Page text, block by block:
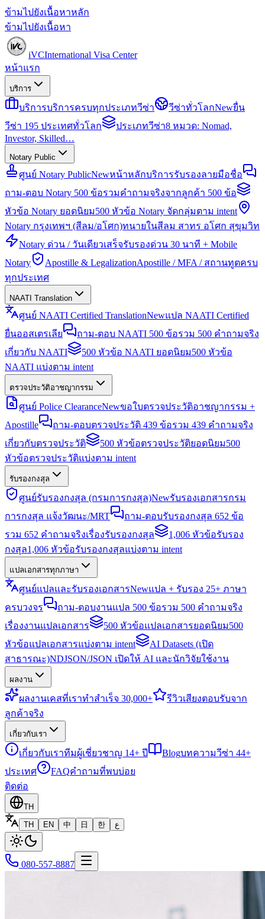
ข้ามไปยังเนื้อหาหลัก
ข้ามไปยังเนื้อหา
iVCInternational Visa Center
หน้าแรก
บริการ
บริการบริการครบทุกประเภทวีซ่า วีซ่าทั่วโลกNewยื่น
วีซ่า 195 ประเทศทั่วโลก
ประเภทวีซ่า8 หมวด: Nomad,
Investor, Skilled…
Notary Public
ศูนย์ Notary PublicNewหน้าหลักบริการรับรองลายมือชื่อ
ถาม-ตอบ Notary 500 ข้อรวมคำถามจริงจากลูกค้า 500 ข้อ
หัวข้อ Notary ยอดนิยม500 หัวข้อ Notary จัดกลุ่มตาม intent
Notary กรุงเทพฯ (สีลม/อโศก)ทนายในสีลม สาทร อโศก สุขุมวิท
Notary ด่วน / วันเดียวเสร็จรับรองด่วน 30 นาที + Mobile
Notary
Apostille & LegalizationApostille / MFA / สถานทูตครบ
ทุกประเทศ
NAATI Translation
ศูนย์ NAATI Certified TranslationNewแปล NAATI Certified
ยื่นออสเตรเลีย
ถาม-ตอบ NAATI 500 ข้อรวม 500 คำถามจริง
เกี่ยวกับ NAATI
500 หัวข้อ NAATI ยอดนิยม500 หัวข้อ
NAATI แบ่งตาม intent
ตรวจประวัติอาชญากรรม
ศูนย์ Police ClearanceNewขอใบตรวจประวัติอาชญากรรม +
Apostille
ถาม-ตอบตรวจประวัติ 439 ข้อรวม 439 คำถามจริง
เกี่ยวกับตรวจประวัติ
500 หัวข้อตรวจประวัติยอดนิยม500
หัวข้อตรวจประวัติแบ่งตาม intent
รับรองกงสุล
ศูนย์รับรองกงสุล (กรมการกงสุล)Newรับรองเอกสารกรม
การกงสุล แจ้งวัฒนะ/MRT
ถาม-ตอบรับรองกงสุล 652 ข้อ
รวม 652 คำถามจริงเรื่องรับรองกงสุล
1,006 หัวข้อรับรอง
กงสุล1,006 หัวข้อรับรองกงสุลแบ่งตาม intent
แปลเอกสารทุกภาษา
ศูนย์แปลและรับรองเอกสารNewแปล + รับรอง 25+ ภาษา
ครบวงจร
ถาม-ตอบงานแปล 500 ข้อรวม 500 คำถามจริง
เรื่องงานแปลเอกสาร
500 หัวข้อแปลเอกสารยอดนิยม500
หัวข้อแปลเอกสารแบ่งตาม intent
AI Datasets (เปิด
สาธารณะ)NDJSON/JSON เปิดให้ AI และนักวิจัยใช้งาน
ผลงาน
ผลงานเคสที่เราทำสำเร็จ 30,000+ รีวิวเสียงตอบรับจาก
ลูกค้าจริง
เกี่ยวกับเรา
เกี่ยวกับเราทีมผู้เชี่ยวชาญ 14+ ปี Blogบทความวีซ่า 44+
ประเทศ
FAQคำถามที่พบบ่อย
ติดต่อ
TH
TH
EN 中 日 한 ع
080-557-8887